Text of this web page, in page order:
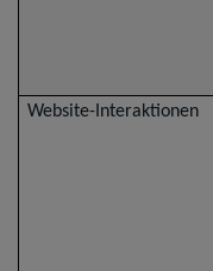
Website-Interaktionen